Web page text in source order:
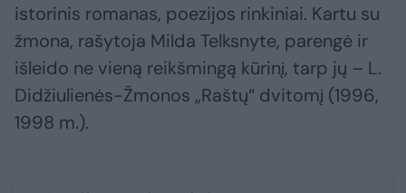
istorinis romanas, poezijos rinkiniai. Kartu su
žmona, rašytoja Milda Telksnyte, parengė ir
išleido ne vieną reikšmingą kūrinį, tarp jų – L.
Didžiulienės-Žmonos „Raštų“ dvitomį (1996,
1998 m.).